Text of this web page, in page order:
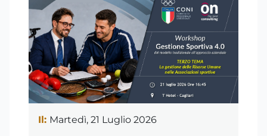
Il: Martedì, 21 Luglio 2026